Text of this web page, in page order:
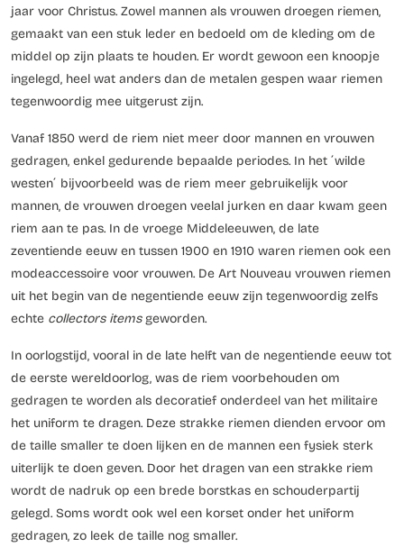
jaar voor Christus. Zowel mannen als vrouwen droegen riemen,
gemaakt van een stuk leder en bedoeld om de kleding om de
middel op zijn plaats te houden. Er wordt gewoon een knoopje
ingelegd, heel wat anders dan de metalen gespen waar riemen
tegenwoordig mee uitgerust zijn.
Vanaf 1850 werd de riem niet meer door mannen en vrouwen
gedragen, enkel gedurende bepaalde periodes. In het ´wilde
westen´ bijvoorbeeld was de riem meer gebruikelijk voor
mannen, de vrouwen droegen veelal jurken en daar kwam geen
riem aan te pas. In de vroege Middeleeuwen, de late
zeventiende eeuw en tussen 1900 en 1910 waren riemen ook een
modeaccessoire voor vrouwen. De Art Nouveau vrouwen riemen
uit het begin van de negentiende eeuw zijn tegenwoordig zelfs
echte collectors itemsgeworden.
In oorlogstijd, vooral in de late helft van de negentiende eeuw tot
de eerste wereldoorlog, was de riem voorbehouden om
gedragen te worden als decoratief onderdeel van het militaire
het uniform te dragen. Deze strakke riemen dienden ervoor om
de taille smaller te doen lijken en de mannen een fysiek sterk
uiterlijk te doen geven. Door het dragen van een strakke riem
wordt de nadruk op een brede borstkas en schouderpartij
gelegd. Soms wordt ook wel een korset onder het uniform
gedragen, zo leek de taille nog smaller.